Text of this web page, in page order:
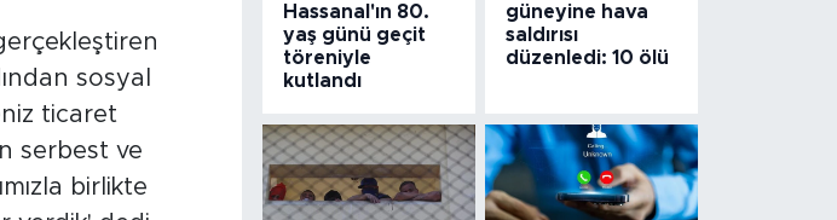
sosyal
ticaret
serbest ve
birlikte
Hassanal'ın 80.
yaş günü geçit
töreniyle
kutlandı
güneyine hava
saldırısı
düzenledi: 10 ölü